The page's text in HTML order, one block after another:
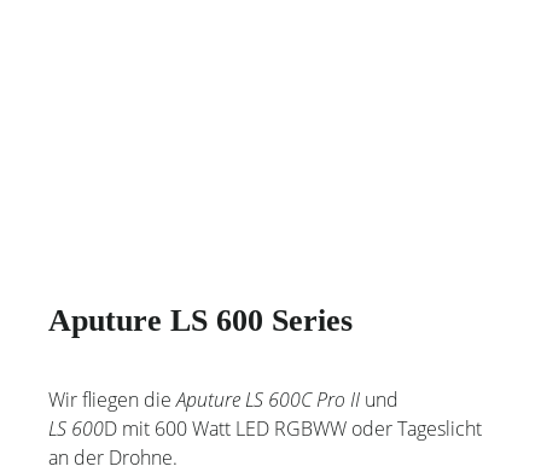
Aputure LS 600 Series
Wir fliegen dieAputure LS 600C Pro II und
LS 600D mit 600 Watt LED RGBWW oder Tageslicht
an der Drohne.